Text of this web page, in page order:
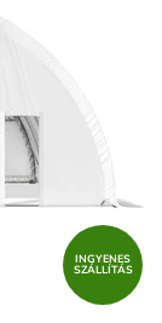
INGYENES
SZÁLLÍTÁS